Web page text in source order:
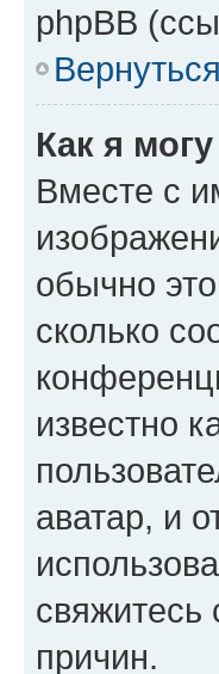
phpBB
Как я
Вместе с
обычно
сколько
известно
аватар, и
причин.